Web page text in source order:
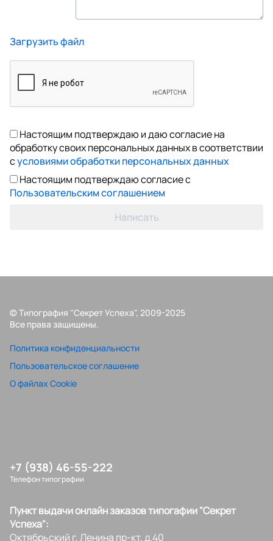
Загрузить файл
Настоящим подтверждаю и даю согласие на
обработку своих персональных данных в соответствии
сусловиями обработки персональных данных
Настоящим подтверждаю согласие с
Пользовательским соглашением
Написать
© Типография "Секрет Успеха", 2009-2025
Все права защищены.
Политика конфиденциальности
Пользовательское соглашение
О файлах Cookie
+7 (938) 46-55-222
Телефон типографии
Пункт выдачи онлайн заказов типогафии "Секрет
Успеха":
Октябрьский г, Ленина пр-кт, д.40